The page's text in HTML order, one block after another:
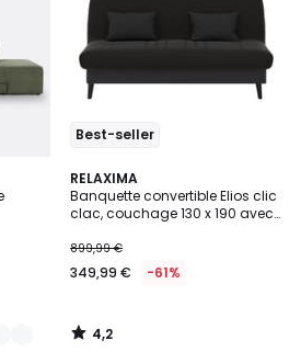
Best-seller
RELAXIMA
Banquette convertible Elios clic
clac, couchage 130 x 190 avec
coussins OFFERTS, Pearl Gris
899,99 €
349,99 € -61%
4,2
/ 5
4,2
/